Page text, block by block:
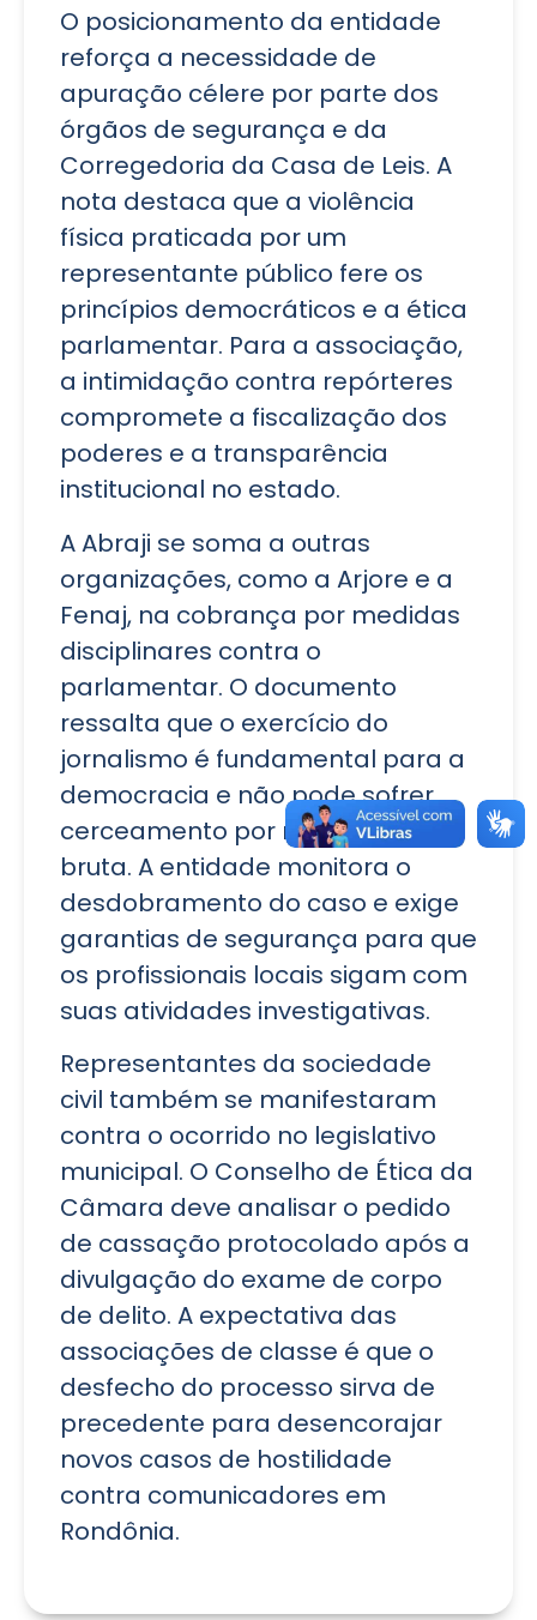
O posicionamento da entidade
reforça a necessidade de
apuração célere por parte dos
órgãos de segurança e da
Corregedoria da Casa de Leis. A
nota destaca que a violência
física praticada por um
representante público fere os
princípios democráticos e a ética
parlamentar. Para a associação,
a intimidação contra repórteres
compromete a fiscalização dos
poderes e a transparência
institucional no estado.
A Abraji se soma a outras
organizações, como a Arjore e a
Fenaj, na cobrança por medidas
disciplinares contra o
parlamentar. O documento
ressalta que o exercício do
jornalismo é fundamental para a
democracia e não pode sofrer
cerceamento por meio da força
bruta. A entidade monitora o
desdobramento do caso e exige
garantias de segurança para que
os profissionais locais sigam com
suas atividades investigativas.
Representantes da sociedade
civil também se manifestaram
contra o ocorrido no legislativo
municipal. O Conselho de Ética da
Câmara deve analisar o pedido
de cassação protocolado após a
divulgação do exame de corpo
de delito. A expectativa das
associações de classe é que o
desfecho do processo sirva de
precedente para desencorajar
novos casos de hostilidade
contra comunicadores em
Rondônia.